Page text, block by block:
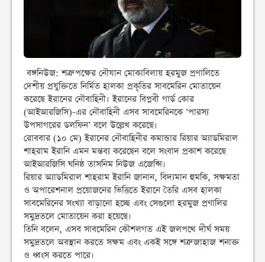
বঙ্গনিউজ: শত্রু পক্ষের নৌযান মোকাবিলায় হরমুজ প্রণালিতে
দেশীয় প্রযুক্তিতে নির্মিত হালকা প্রকৃতির সাবমেরিন মোতায়েন
করেছে ইরানের নৌবাহিনী। ইরানের বিপ্লবী গার্ড কোর
(আইআরজিসি)-এর নৌবাহিনী এসব সাবমেরিনকে ‘পারস্য
উপসাগরের ডলফিন’ বলে উল্লেখ করেছে।
রোববার (১০ মে) ইরানের নৌবাহিনীর কমান্ডার রিয়ার অ্যাডমিরাল
শাহরাম ইরানি এমন মন্তব্য করেছেন বলে সংবাদ প্রকাশ করেছে
আইআরজিসি ঘনিষ্ঠ তাসনিম নিউজ এজেন্সি।
রিয়ার অ্যাডমিরাল শাহরাম ইরানি জানান, বিদ্যমান হুমকি, সক্ষমতা
ও অপারেশনাল প্রয়োজনের ভিত্তিতে ইরানে তৈরি এসব হালকা
সাবমেরিনের সংখ্যা বাড়ানো হচ্ছে এবং সেগুলো হরমুজ প্রণালির
সমুদ্রতলে মোতায়েন করা হয়েছে।
তিনি বলেন, এসব সাবমেরিন কৌশলগত এই জলপথে দীর্ঘ সময়
সমুদ্রতলে অবস্থান করতে সক্ষম এবং একই সঙ্গে শত্রু জাহাজ শনাক্ত
ও ধ্বংস করতে পারে।